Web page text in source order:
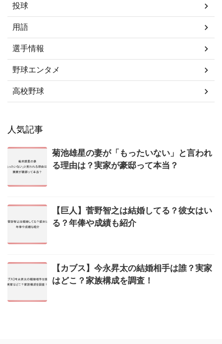
投球
用語
選手情報
野球エンタメ
高校野球
人気記事
菊池雄星の妻が「もったいない」と言われ
る理由は？実家が豪邸って本当？
【巨人】菅野智之は結婚してる？彼女はい
る？年俸や成績も紹介
【カブス】今永昇太の結婚相手は誰？実家
はどこ？家族構成を調査！